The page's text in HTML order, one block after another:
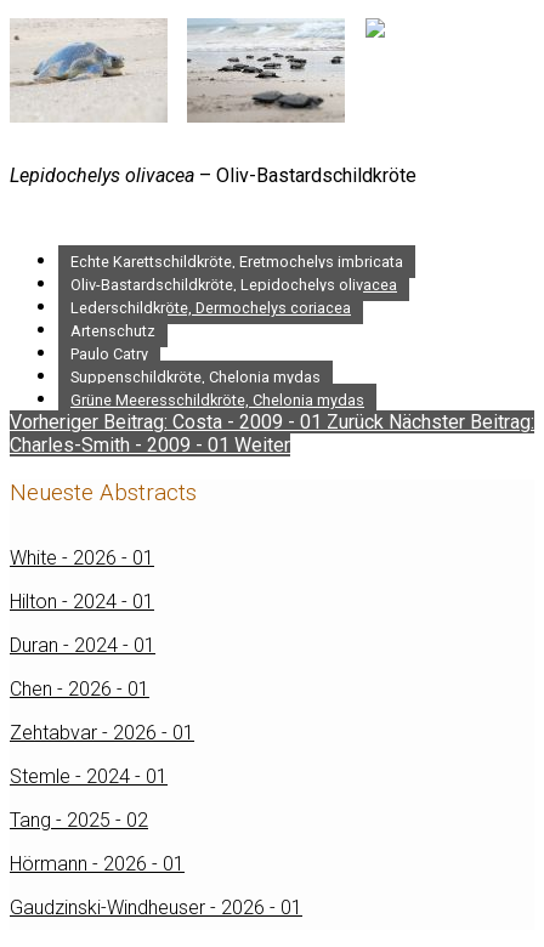
Lepidochelys olivacea – Oliv-Bastardschildkröte
Echte Karettschildkröte, Eretmochelys imbricata
Oliv-Bastardschildkröte, Lepidochelys olivacea
Lederschildkröte, Dermochelys coriacea
Artenschutz
Paulo Catry
Suppenschildkröte, Chelonia mydas
Grüne Meeresschildkröte, Chelonia mydas
Vorheriger Beitrag: Costa - 2009 - 01 Zurück Nächster Beitrag:
Charles-Smith - 2009 - 01 Weiter
Neueste Abstracts
White - 2026 - 01
Hilton - 2024 - 01
Duran - 2024 - 01
Chen - 2026 - 01
Zehtabvar - 2026 - 01
Stemle - 2024 - 01
Tang - 2025 - 02
Hörmann - 2026 - 01
Gaudzinski-Windheuser - 2026 - 01